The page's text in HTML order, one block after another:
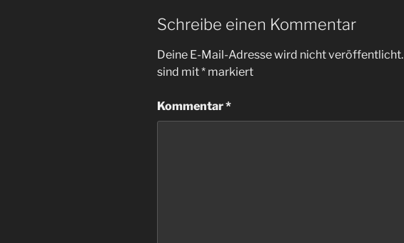
Schreibe einen Kommentar
Deine E-Mail-Adresse wird nicht veröffentlicht.
sind mit* markiert
Kommentar*